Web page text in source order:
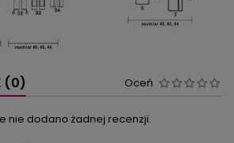
(0) Oceń
nie dodano żadnej recenzji.